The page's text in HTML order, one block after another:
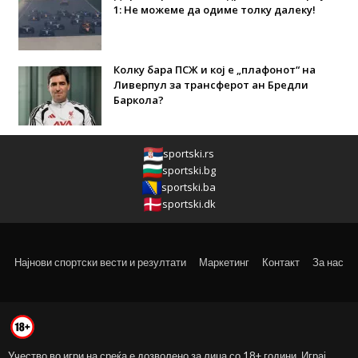
1: Не можеме да одиме толку далеку!
Колку бара ПСЖ и кој е „плафонот“ на
Ливерпул за трансферот ан Бредли
Баркола?
sportski.rs
sportski.bg
sportski.ba
sportski.dk
Најнови спортски вести и резултати Маркетинг Контакт За нас